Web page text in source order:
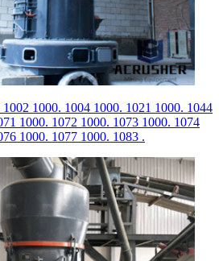
1000. 1004 1000. 1021 1000. 1044
1000. 1072 1000. 1073 1000. 1074
1000. 1077 1000. 1083 .